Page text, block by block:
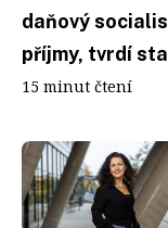
daňový
příjmy, tvrdí
15 minut čtení